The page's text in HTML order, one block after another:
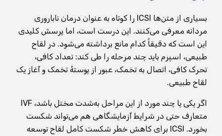
بسیاری از متن‌ها ICSI را کوتاه به عنوان درمان ناباروری
مردانه معرفی می‌کنند. این درست است، اما پرسش کلیدی
این است که دقیقاً کدام مانع برداشته می‌شود. در لقاح
طبیعی، اسپرم باید چند مرحله را طی کند: تعداد کافی،
تحرک کافی، اتصال به تخمک، عبور از پوستهٔ تخمک و آغاز یک
لقاح طبیعی.
اگر یکی یا چند مورد از این مراحل به‌شدت مختل باشد، IVF
متعارف حتی در شرایط آزمایشگاهی هم می‌تواند شکست
بخورد. ICSI برای کاهش خطر شکست کامل لقاح توسعه